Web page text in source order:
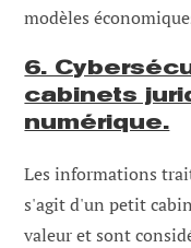
modèles
6.
cabinets
numérique.
Les informations
s'agit d'un petit
valeur et sont